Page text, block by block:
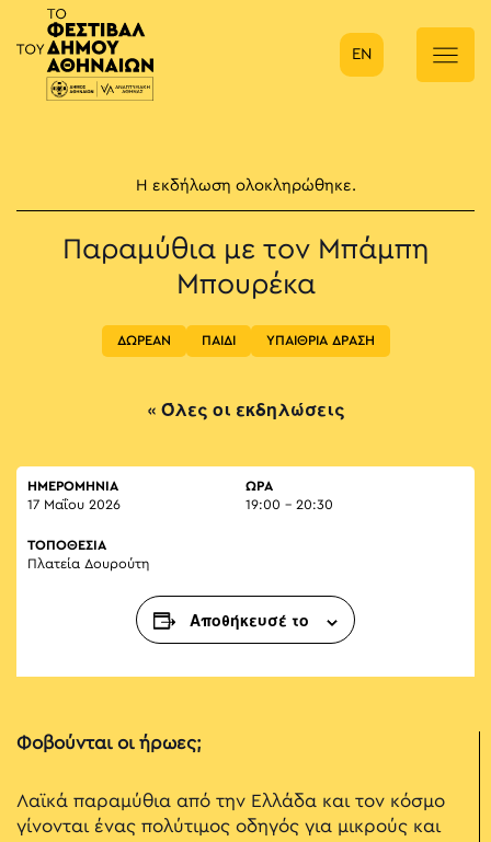
Κύρια πλοήγηση
EN
Η εκδήλωση ολοκληρώθηκε.
Παραμύθια με τον Μπάμπη
Μπουρέκα
ΔΩΡΕΑΝ ΠΑΙΔΙ ΥΠΑΙΘΡΙΑ ΔΡΑΣΗ
« Όλες οι εκδηλώσεις
ΗΜΕΡΟΜΗΝΙΑ
17 Μαΐου 2026
ΏΡΑ
19:00 - 20:30
ΤΟΠΟΘΕΣΙΑ
Πλατεία Δουρούτη
Αποθήκευσέ το
Φοβούνται οι ήρωες;
Λαϊκά παραμύθια από την Ελλάδα και τον κόσμο
γίνονται ένας πολύτιμος οδηγός για μικρούς και